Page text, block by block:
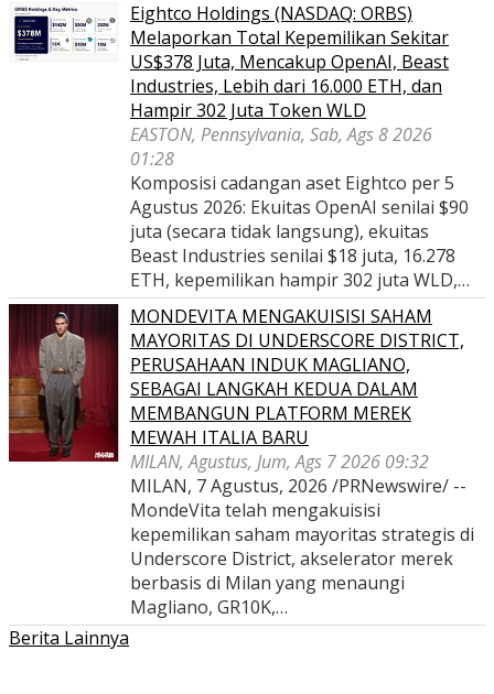
Eightco Holdings (NASDAQ: ORBS)
Melaporkan Total Kepemilikan Sekitar
US$378 Juta, Mencakup OpenAI, Beast
Industries, Lebih dari 16.000 ETH, dan
Hampir 302 Juta Token WLD
EASTON, Pennsylvania, Sab, Ags 8 2026
01:28
Komposisi cadangan aset Eightco per 5
Agustus 2026: Ekuitas OpenAI senilai $90
juta (secara tidak langsung), ekuitas
Beast Industries senilai $18 juta, 16.278
ETH, kepemilikan hampir 302 juta WLD,…
MONDEVITA MENGAKUISISI SAHAM
MAYORITAS DI UNDERSCORE DISTRICT,
PERUSAHAAN INDUK MAGLIANO,
SEBAGAI LANGKAH KEDUA DALAM
MEMBANGUN PLATFORM MEREK
MEWAH ITALIA BARU
MILAN, Agustus, Jum, Ags 7 2026 09:32
MILAN, 7 Agustus, 2026 /PRNewswire/ --
MondeVita telah mengakuisisi
kepemilikan saham mayoritas strategis di
Underscore District, akselerator merek
berbasis di Milan yang menaungi
Magliano, GR10K,…
Berita Lainnya